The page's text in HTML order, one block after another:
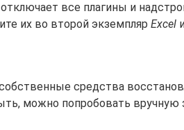
все плагины и
их во второй экземпляр Excel
средства
можно попробовать